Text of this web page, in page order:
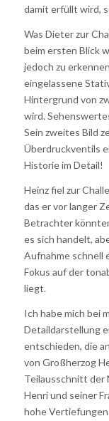
damit erfüllt wird,
Was Dieter zur
beim ersten Blick
jedoch zu
eingelassene
Hintergrund von
wird.
Sein zweites Bild
Überdruckventils
Historie im Detail!
Heinz fiel zur
das er vor langer
Betrachter
es sich handelt,
Aufnahme schnell
Fokus auf der
liegt.
Ich habe mich bei
Detaildarstellung
entschieden, die
von Großherzog
Teilausschnitt der
Henri und seiner
hohe Vertiefungen